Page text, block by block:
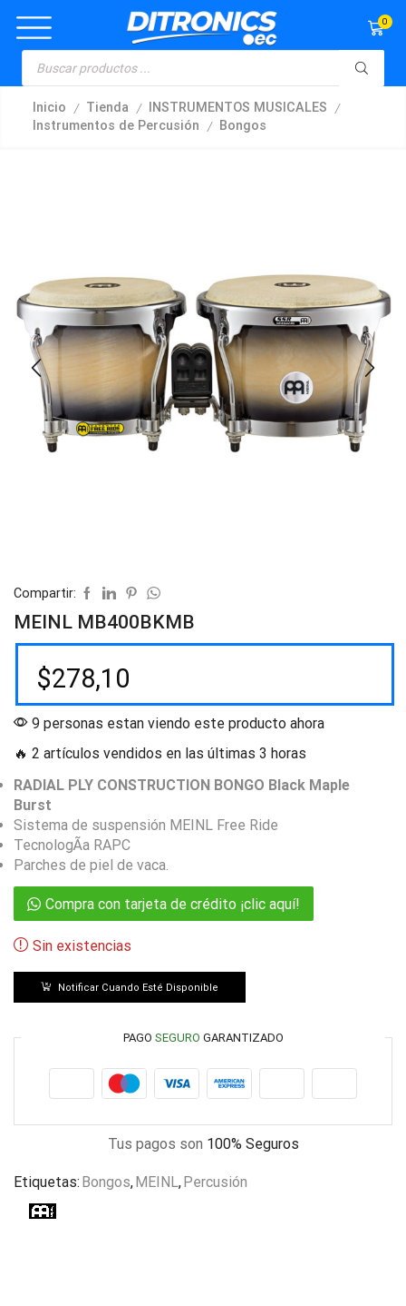
0
Inicio / Tienda / INSTRUMENTOS MUSICALES /
Instrumentos de Percusión / Bongos
Compartir:
MEINL MB400BKMB
$278,10
9 personas estan viendo este producto ahora
🔥 2 artículos vendidos en las últimas 3 horas
RADIAL PLY CONSTRUCTION BONGO Black Maple
Burst
Sistema de suspensión MEINL Free Ride
TecnologÃ­a RAPC
Parches de piel de vaca.
Compra con tarjeta de crédito ¡clic aquí!
Sin existencias
Notificar Cuando Esté Disponible
PAGO SEGURO GARANTIZADO
Tus pagos son 100% Seguros
Etiquetas: Bongos,MEINL,Percusión